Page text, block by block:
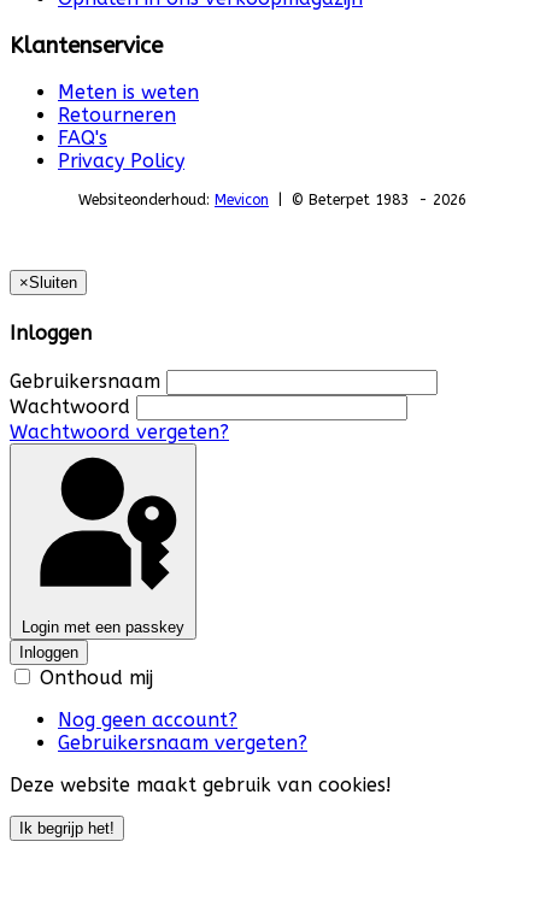
Klantenservice
Meten is weten
Retourneren
FAQ's
Privacy Policy
Websiteonderhoud: Mevicon | © Beterpet 1983 - 2026
×Sluiten
Inloggen
Gebruikersnaam
Wachtwoord
Wachtwoord vergeten?
Login met een passkey
Inloggen
Onthoud mij
Nog geen account?
Gebruikersnaam vergeten?
Deze website maakt gebruik van cookies!
Ik begrijp het!